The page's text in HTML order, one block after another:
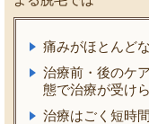
痛みがほとんど
治療前・後のケ
態で治療が受け
治療はごく短時